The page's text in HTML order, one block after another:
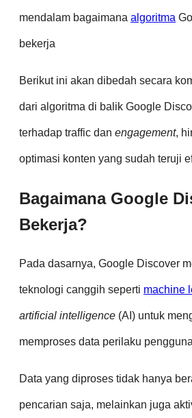
mendalam bagaimana algoritma
bekerja
Berikut ini akan dibedah secara
dari algoritma di balik Google
terhadap traffic dan engagement,
optimasi konten yang sudah teruji
Bagaimana Google
Bekerja?
Pada dasarnya, Google Discover
teknologi canggih seperti machine
artificial intelligence (AI) untuk
memproses data perilaku
Data yang diproses tidak hanya
pencarian saja, melainkan juga